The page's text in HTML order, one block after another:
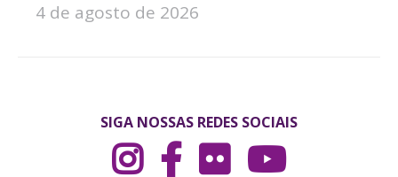
4 de agosto de 2026
SIGA NOSSAS REDES SOCIAIS